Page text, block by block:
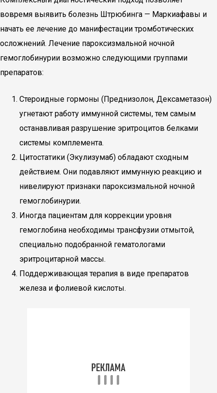
вовремя выявить болезнь Штрюбинга — Маркиафавы и
начать ее лечение до манифестации тромботических
осложнений. Лечение пароксизмальной ночной
гемоглобинурии возможно следующими группами
препаратов:
Стероидные гормоны (Преднизолон, Дексаметазон)
угнетают работу иммунной системы, тем самым
останавливая разрушение эритроцитов белками
системы комплемента.
Цитостатики (Экулизумаб) обладают сходным
действием. Они подавляют иммунную реакцию и
нивелируют признаки пароксизмальной ночной
гемоглобинурии.
Иногда пациентам для коррекции уровня
гемоглобина необходимы трансфузии отмытой,
специально подобранной гематологами
эритроцитарной массы.
Поддерживающая терапия в виде препаратов
железа и фолиевой кислоты.